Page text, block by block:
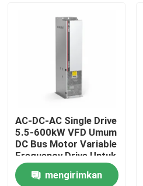
Rumah
AC-DC-AC Single Drive
5.5-600kW VFD Umum
DC Bus Motor Variable
Frequency Drive Untuk
Lift
mengirimkan